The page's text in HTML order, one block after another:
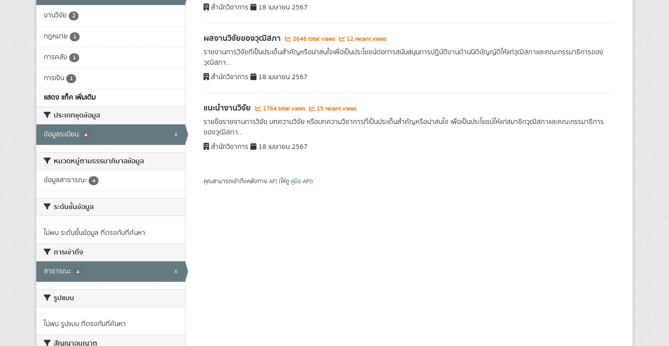
งานวิจัย 2
กฎหมาย 1
การคลัง 1
การเงิน 1
แสดง แท็ค เพิ่มเติม
ประเภทชุดข้อมูล
ข้อมูลระเบียน 4 x
หมวดหมู่ตามธรรมาภิบาลข้อมูล
ข้อมูลสาธารณะ 4
ระดับชั้นข้อมูล
ไม่พบ ระดับชั้นข้อมูล ที่ตรงกับที่ค้นหา
การเข้าถึง
สาธารณะ 4 x
รูปแบบ
ไม่พบ รูปแบบ ที่ตรงกับที่ค้นหา
สัญญาอนุญาต
สำนักวิชาการ
18 เมษายน 2567
ผลงานวิจัยของวุฒิสภา 2646 total views 12 recent views
รายงานการวิจัยที่เป็นประเด็นสำคัญหรือน่าสนใจเพื่อเป็นประโยชน์ต่อการสนับสนุนการปฏิบัติงานด้านนิติบัญญัติให้แก่วุฒิสภาและคณะกรรมาธิการของ
วุฒิสภา...
สำนักวิชาการ
18 เมษายน 2567
แนะนำงานวิจัย 1764 total views 15 recent views
รายชื่อรายงานการวิจัย บทความวิจัย หรือบทความวิชาการที่เป็นประเด็นสำคัญหรือน่าสนใจ เพื่อเป็นประโยชน์ให้แก่สมาชิกวุฒิสภาและคณะกรรมาธิการ
ของวุฒิสภา...
สำนักวิชาการ
18 เมษายน 2567
คุณสามารถเข้าถึงคลังทาง API (ให้ดู คู่มือ API).